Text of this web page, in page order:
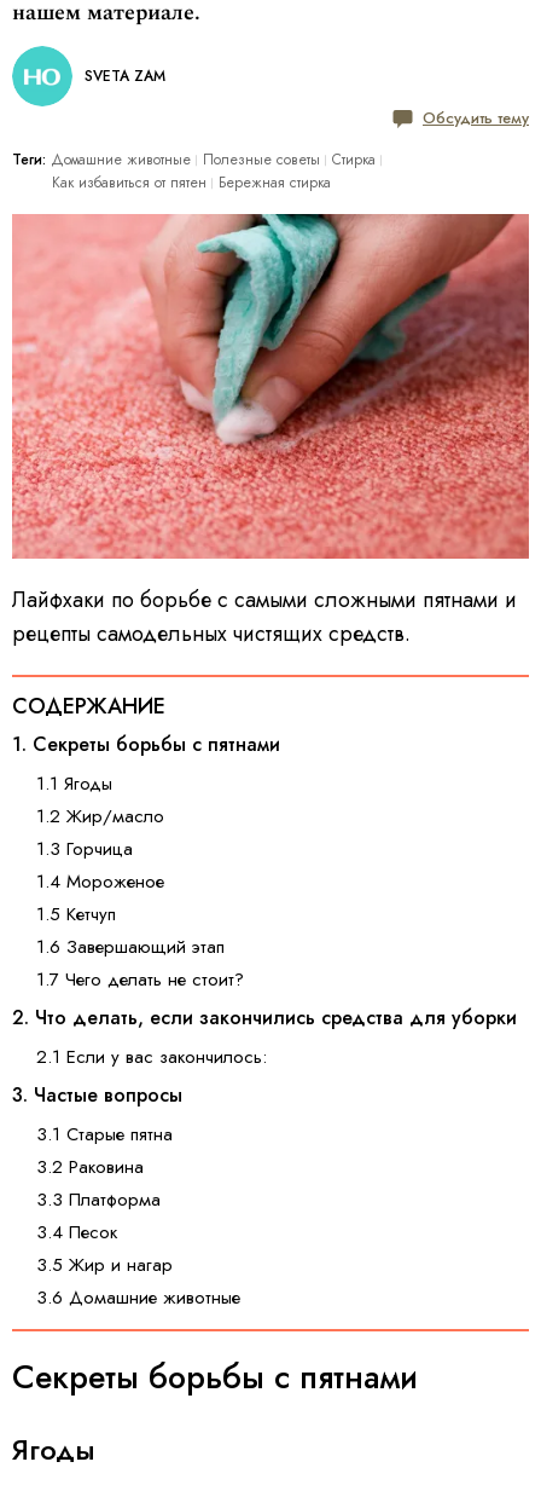
нашем материале.
SVETA ZAM
Обсудить тему
Теги: Домашние животные Полезные советы
Стирка
Как избавиться от пятен
Бережная стирка
Лайфхаки по борьбе с самыми сложными пятнами и
рецепты самодельных чистящих средств.
СОДЕРЖАНИЕ
1. Секреты борьбы с пятнами
1.1 Ягоды
1.2 Жир/масло
1.3 Горчица
1.4 Мороженое
1.5 Кетчуп
1.6 Завершающий этап
1.7 Чего делать не стоит?
2. Что делать, если закончились средства для уборки
2.1 Если у вас закончилось:
3. Частые вопросы
3.1 Старые пятна
3.2 Раковина
3.3 Платформа
3.4 Песок
3.5 Жир и нагар
3.6 Домашние животные
Секреты борьбы с пятнами
Ягоды